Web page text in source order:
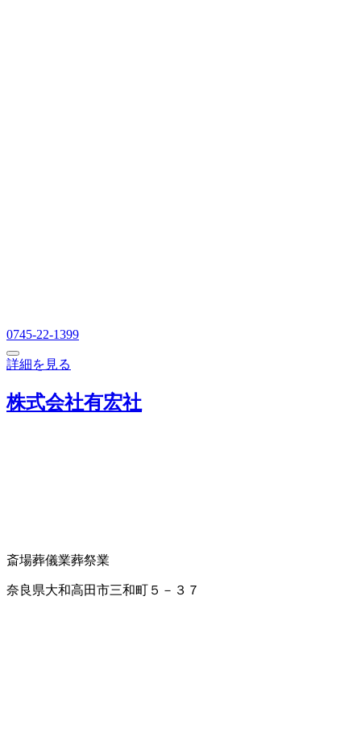
0745-22-1399
詳細を見る
株式会社有宏社
斎場葬儀業葬祭業
奈良県大和高田市三和町５－３７